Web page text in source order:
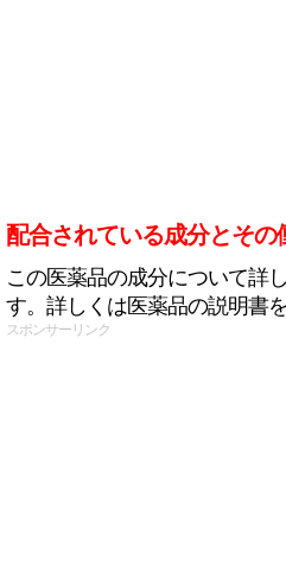
配合されている成分とその
この医薬品の成分について詳
す。詳しくは医薬品の説明書
スポンサーリンク